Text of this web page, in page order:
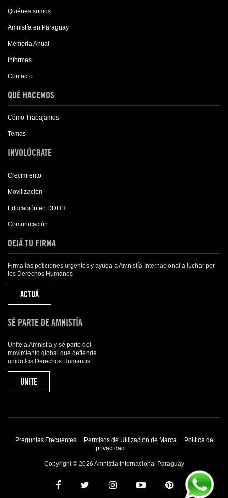
Quiénes somos
Amnistía en Paraguay
Memoria Anual
Informes
Contacto
QUÉ HACEMOS
Cómo Trabajamos
Temas
INVOLÚCRATE
Crecimiento
Movilización
Educación en DDHH
Comunicación
DEJÁ TU FIRMA
Firma las peticiones urgentes y ayuda a Amnistía Internacional a luchar por
los Derechos Humanos
ACTUÁ
SÉ PARTE DE AMNISTÍA
Uníte a Amnistía y sé parte del
movimiento global que defiende
unido los Derechos Humanos.
UNITE
Preguntas Frecuentes Permisos de Utilización de Marca
Política de
privacidad
Copyright © 2026 Amnistía Internacional Paraguay